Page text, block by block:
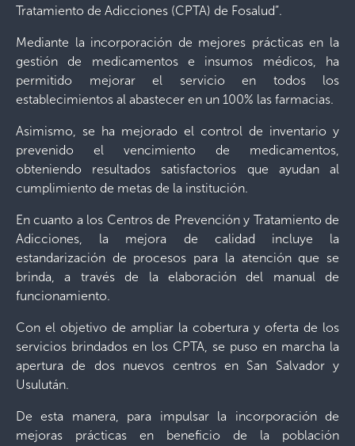
Tratamiento de Adicciones (CPTA) de Fosalud”.
Mediante la incorporación de mejores prácticas en la
gestión de medicamentos e insumos médicos, ha
permitido mejorar el servicio en todos los
establecimientos al abastecer en un 100% las farmacias.
Asimismo, se ha mejorado el control de inventario y
prevenido el vencimiento de medicamentos,
obteniendo resultados satisfactorios que ayudan al
cumplimiento de metas de la institución.
En cuanto a los Centros de Prevención y Tratamiento de
Adicciones, la mejora de calidad incluye la
estandarización de procesos para la atención que se
brinda, a través de la elaboración del manual de
funcionamiento.
Con el objetivo de ampliar la cobertura y oferta de los
servicios brindados en los CPTA, se puso en marcha la
apertura de dos nuevos centros en San Salvador y
Usulután.
De esta manera, para impulsar la incorporación de
mejoras prácticas en beneficio de la población